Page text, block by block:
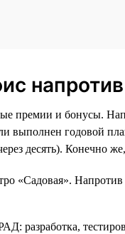
премии и бонусы.
выполнен годовой
десять). Конечно
«Садовая».